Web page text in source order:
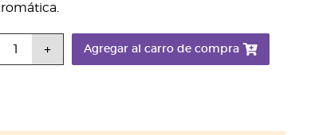
Agregar al carro de compra